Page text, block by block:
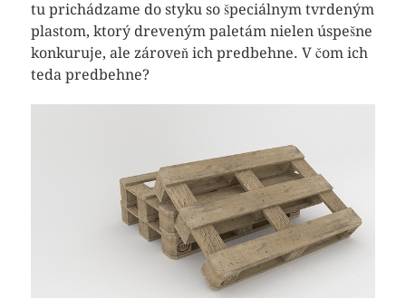
tu prichádzame do styku so špeciálnym tvrdeným
plastom, ktorý dreveným paletám nielen úspešne
konkuruje, ale zároveň ich predbehne. V čom ich
teda predbehne?